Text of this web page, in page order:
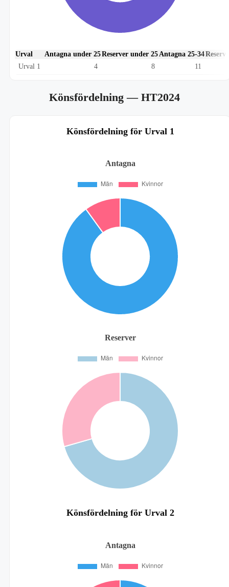
Urval Antagna under 25Reserver under 25 Antagna 25-34
Urval 1
4 8 11
Könsfördelning— HT2024
Könsfördelning för Urval 1
Antagna
Reserver
Könsfördelning för Urval 2
Antagna